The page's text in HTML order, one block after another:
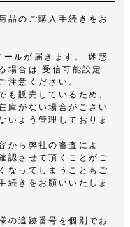
品のご購入手続きをお
ルが届きます。 迷惑
場合は 受信可能設定
注意ください。
も販売しているため、
庫がない場合がござい
いよう管理しておりま
から弊社の審査によ
認させて頂くことがご
なってしまうこともご
続きをお願いいたしま
の追跡番号を個別でお